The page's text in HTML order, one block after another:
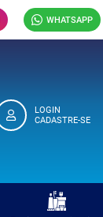
WHATSAPP
LOGIN
CADASTRE-SE